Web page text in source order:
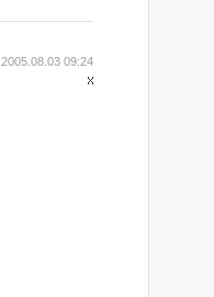
2005.08.03 09:24